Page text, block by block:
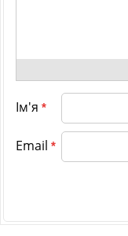
Ім'я *
Email *